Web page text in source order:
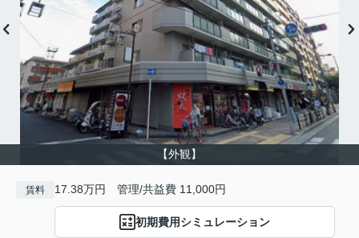
【外観】
賃料 17.38万円 管理/共益費 11,000円
初期費用シミュレーション